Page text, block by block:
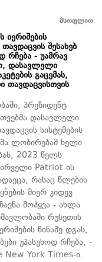
მსოფლიო
შესახებ
რჩება - უამრავ
დასავლელი
გაცემას,
თავდაცვისთვის
პრეზიდენტ
დასავლელი
სისტემების
ლობირებამ ხელი
2023 წელს
Patriot-ის
რასაც წლების
მიერ კიდევ
მოჰყვა - ახლა
რუსეთის
წინაშე დგას,
უპასუხოდ რჩება, -
New York Times-ი.